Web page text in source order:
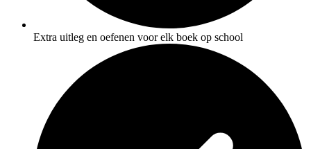
Extra uitleg en oefenen voor elk boek op school